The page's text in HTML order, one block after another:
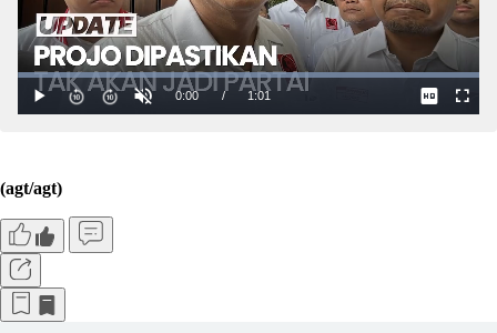
(agt/agt)